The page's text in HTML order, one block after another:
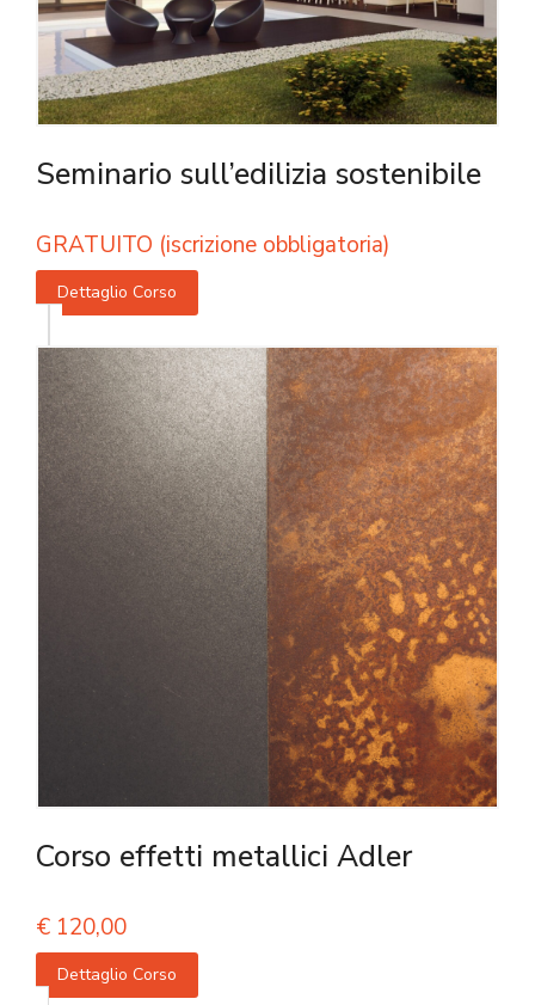
Seminario sull’edilizia sostenibile
GRATUITO (iscrizione obbligatoria)
Dettaglio Corso
Corso effetti metallici Adler
€ 120,00
Dettaglio Corso